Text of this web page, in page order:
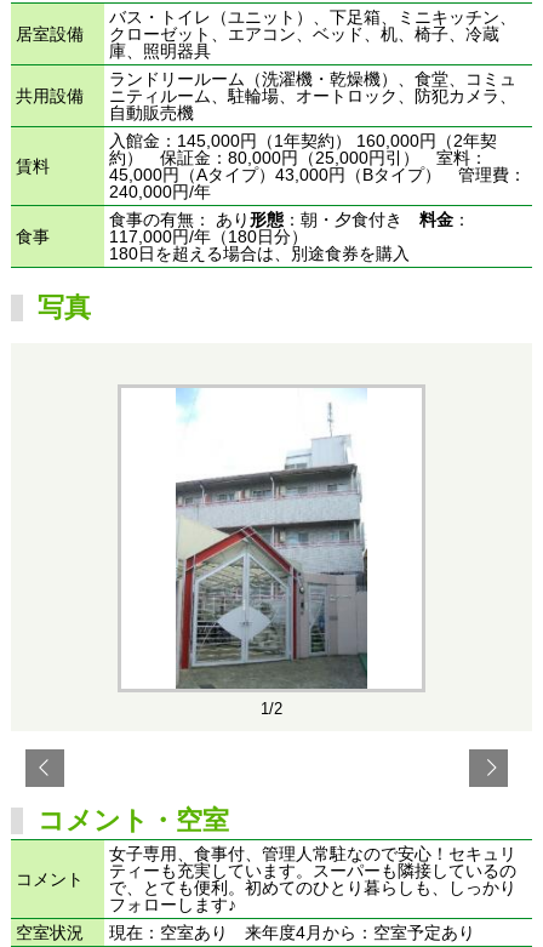
居室設備
バス・トイレ（ユニット）、下足箱、ミニキッチン、
クローゼット、エアコン、ベッド、机、椅子、冷蔵
庫、照明器具
共用設備
ランドリールーム（洗濯機・乾燥機）、食堂、コミュ
ニティルーム、駐輪場、オートロック、防犯カメラ、
自動販売機
賃料
入館金：145,000円（1年契約） 160,000円（2年契
約） 保証金：80,000円（25,000円引） 室料：
45,000円（Aタイプ）43,000円（Bタイプ） 管理費：
240,000円/年
食事
食事の有無： あり形態 ：朝・夕食付き料金 ：
117,000円/年（180日分）
180日を超える場合は、別途食券を購入
写真
1/2
コメント・空室
コメント
女子専用、食事付、管理人常駐なので安心！セキュリ
ティーも充実しています。スーパーも隣接しているの
で、とても便利。初めてのひとり暮らしも、しっかり
フォローします♪
空室状況
現在：空室あり 来年度4月から：空室予定あり